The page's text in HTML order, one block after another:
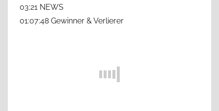
03:21 NEWS
01:07:48 Gewinner & Verlierer